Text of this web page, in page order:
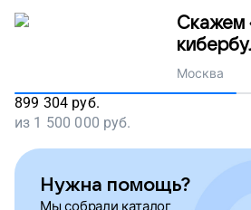
Скажем
Москва
899 304 руб.
из 1 500 000 руб.
Нужна помощь?
Мы собрали каталог